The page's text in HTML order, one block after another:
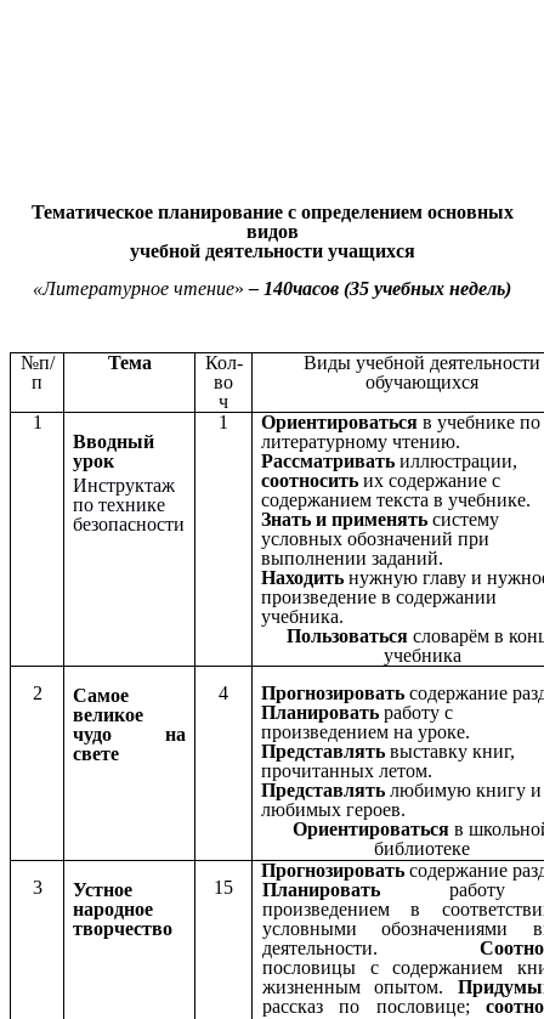
Тематическое планирование с определением основных
видов
учебной деятельности учащихся
«Литературное чтение» – 140часов (35 учебных недель)
№п/
п
Тема
Кол-
во
ч
Виды учебной деятельности
обучающихся
1
Вводный
урок
Инструктаж
по технике
безопасности
1 Ориентироваться в учебнике по
литературному чтению.
Рассматриватьиллюстрации,
соотноситьих содержание с
содержанием текста в учебнике.
Знать и применять систему
условных обозначений при
выполнении заданий.
Находить нужную главу и
произведение в содержании
учебника.
Пользоваться словарём в
учебника
2
Самое
великое
чудо на
свете
4 Прогнозировать содержание
Планировать работу с
произведением на уроке.
Представлятьвыставку книг,
прочитанных летом.
Представлять любимую книгу и
любимых героев.
Ориентироваться в
библиотеке
3
Устное
народное
творчество
15
Прогнозироватьсодержание
Планировать
произведением в
условными обозначениями
деятельности.
пословицы с содержанием
жизненным опытом.
рассказ по пословице;